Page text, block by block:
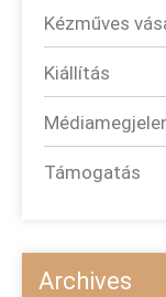
Kézműves
Kiállítás
Támogatás
Archives